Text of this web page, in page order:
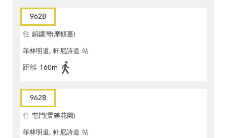
962B
往 銅鑼灣(摩頓臺)
菲林明道, 軒尼詩道 站
距離 160m
962B
往 屯門(置樂花園)
菲林明道, 軒尼詩道 站